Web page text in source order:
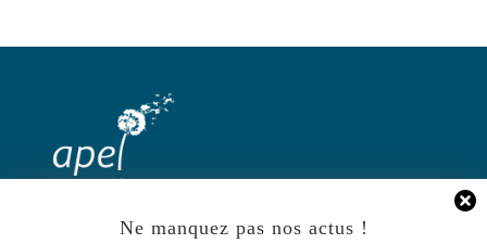
Ne manquez pas nos actus !